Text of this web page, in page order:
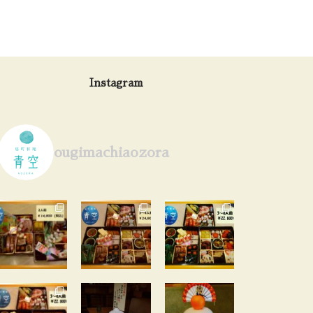
Instagram
ougimachiaozora